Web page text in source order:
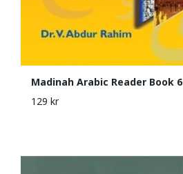
Madinah Arabic Reader Book 6
129 kr